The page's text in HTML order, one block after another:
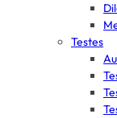
Testes